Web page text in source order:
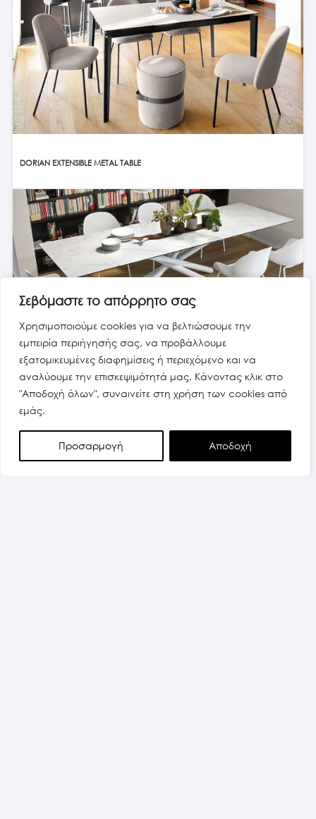
Σεβόμαστε το απόρρητο σας
Χρησιμοποιούμε cookies για να βελτιώσουμε την
εμπειρία περιήγησής σας, να προβάλλουμε
εξατομικευμένες διαφημίσεις ή περιεχόμενο και να
αναλύουμε την επισκεψιμότητά μας. Κάνοντας κλικ στο
"Αποδοχή όλων", συναινείτε στη χρήση των cookies από
εμάς.
Προσαρμογή Αποδοχή
DORIAN EXTENSIBLE METAL TABLE
DUEL EXTENSIBLE TABLE